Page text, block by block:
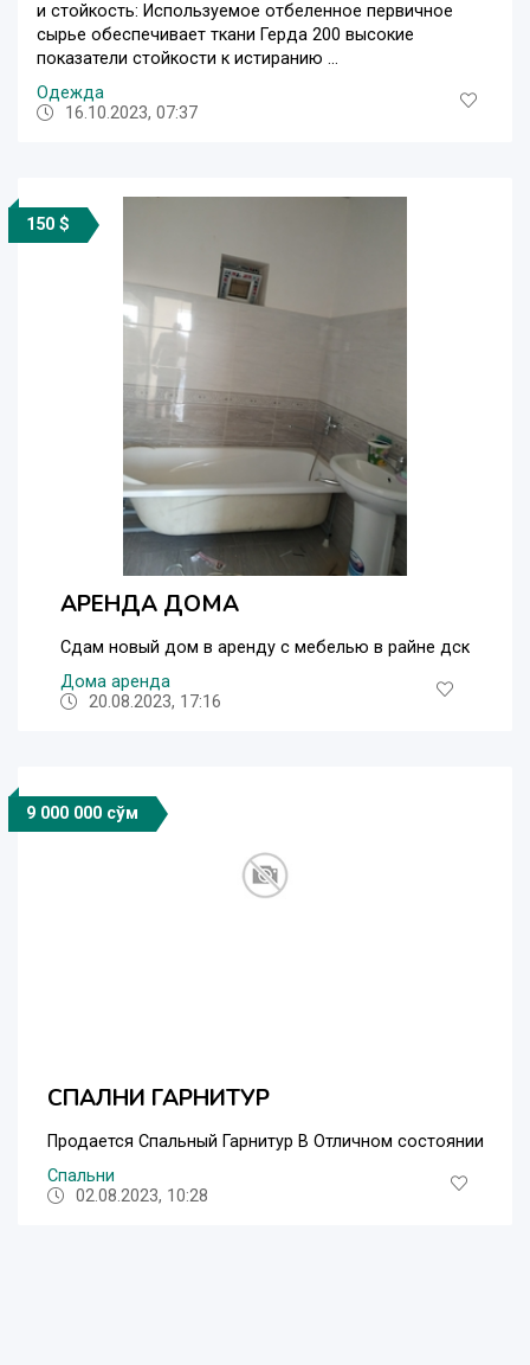
и стойкость: Используемое отбеленное первичное
сырье обеспечивает ткани Герда 200 высокие
показатели стойкости к истиранию ...
Одежда
16.10.2023, 07:37
150 $
АРЕНДА ДОМА
Сдам новый дом в аренду с мебелью в райне дск
Дома аренда
20.08.2023, 17:16
9 000 000 сўм
СПАЛНИ ГАРНИТУР
Продается Спальный Гарнитур В Отличном состоянии
Спальни
02.08.2023, 10:28